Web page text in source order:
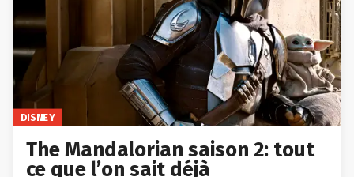
DISNEY
The Mandalorian saison 2: tout
ce que l’on sait déjà